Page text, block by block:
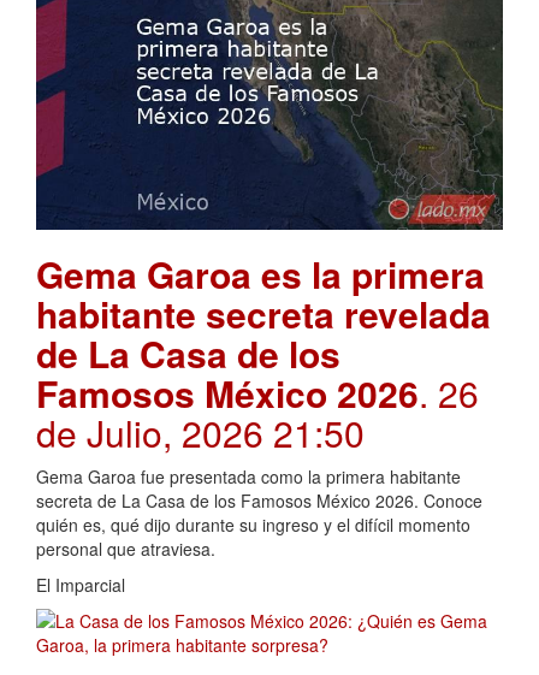
Gema Garoa es la primera
habitante secreta revelada
de La Casa de los
Famosos México 2026. 26
de Julio, 2026 21:50
Gema Garoa fue presentada como la primera habitante
secreta de La Casa de los Famosos México 2026. Conoce
quién es, qué dijo durante su ingreso y el difícil momento
personal que atraviesa.
El Imparcial